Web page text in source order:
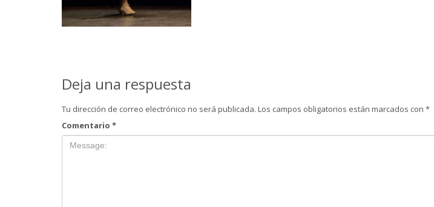
Deja una respuesta
Tu dirección de correo electrónico no será publicada. Los campos obligatorios están marcados con *
Comentario *